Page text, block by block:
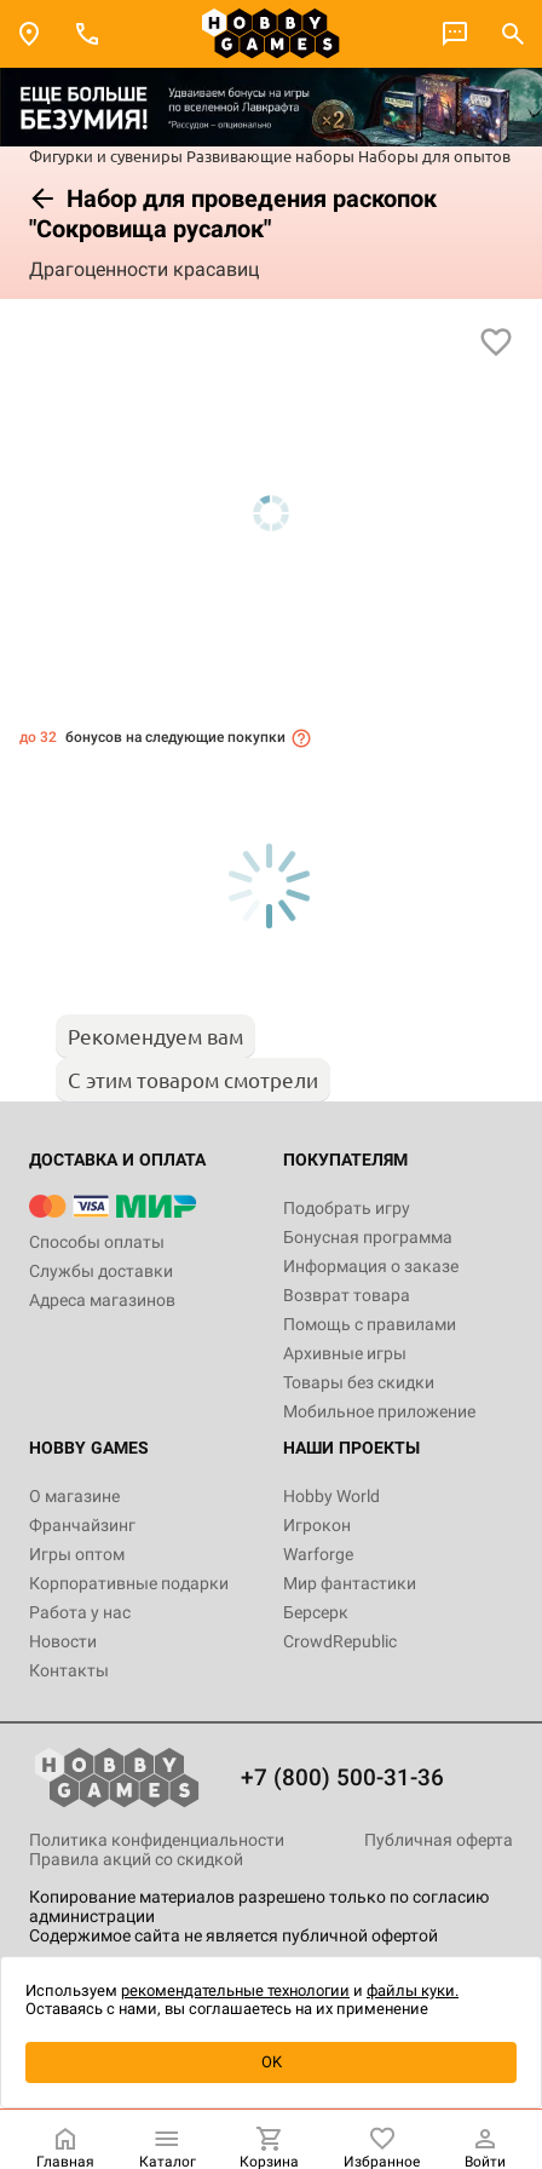
Фигурки и сувениры Развивающие наборы Наборы для опытов
Набор для проведения раскопок
"Сокровища русалок"
Драгоценности красавиц
Уведомить о наличии
до 32 бонусов на следующие покупки
Рекомендуем вам
С этим товаром смотрели
ДОСТАВКА И ОПЛАТА
Способы оплаты
Службы доставки
Адреса магазинов
ПОКУПАТЕЛЯМ
Подобрать игру
Бонусная программа
Информация о заказе
Возврат товара
Помощь с правилами
Архивные игры
Товары без скидки
Мобильное приложение
HOBBY GAMES
О магазине
Франчайзинг
Игры оптом
Корпоративные подарки
Работа у нас
Новости
Контакты
НАШИ ПРОЕКТЫ
Hobby World
Игрокон
Warforge
Мир фантастики
Берсерк
CrowdRepublic
+7 (800) 500-31-36
Копирование материалов разрешено только по согласию
администрации
Содержимое сайта не является публичной офертой
Политика конфиденциальности
Публичная оферта
Правила акций со скидкой
технологии.
Главная Каталог Корзина Избранное Войти
Используем рекомендательные технологии и файлы куки.
Оставаясь с нами, вы соглашаетесь на их применение
OK